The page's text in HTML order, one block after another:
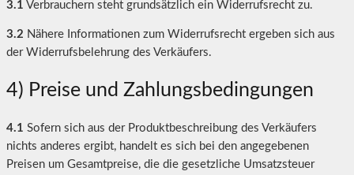
3.1 Verbrauchern steht grundsätzlich ein Widerrufsrecht zu.
3.2 Nähere Informationen zum Widerrufsrecht ergeben sich aus
der Widerrufsbelehrung des Verkäufers.
4) Preise und Zahlungsbedingungen
4.1 Sofern sich aus der Produktbeschreibung des Verkäufers
nichts anderes ergibt, handelt es sich bei den angegebenen
Preisen um Gesamtpreise, die die gesetzliche Umsatzsteuer